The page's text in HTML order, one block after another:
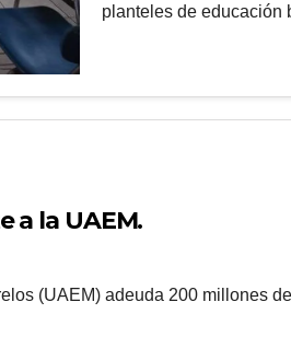
planteles de educación
a la UAEM.
(UAEM) adeuda 200 millones